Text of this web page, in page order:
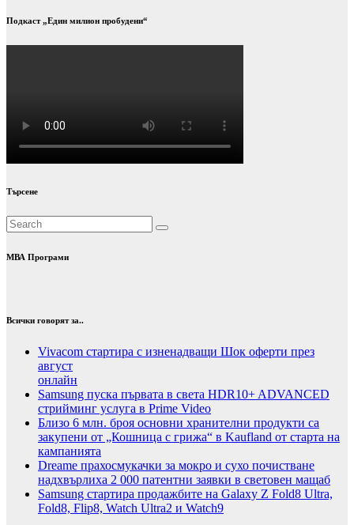
Подкаст „Един милион пробудени“
Търсене
МВА Програми
Всички говорят за..
Vivacom стартира с изненадващи Шок оферти през
август
онлайн
Samsung пуска първата в света HDR10+ ADVANCED
стрийминг услуга в Prime Video
Близо 6 млн. броя основни хранителни продукти са
закупени от „Кошница с грижа“ в Kaufland от старта на
кампанията
Dreame прахосмукачки за мокро и сухо почистване
надхвърлиха 2 000 патентни заявки в световен мащаб
Samsung стартира продажбите на Galaxy Z Fold8 Ultra,
Fold8, Flip8, Watch Ultra2 и Watch9